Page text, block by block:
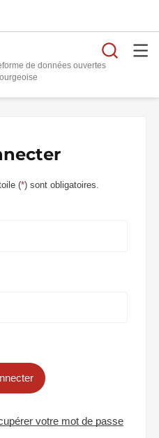
de données ouvertes
(*) sont obligatoires.
votre mot de passe